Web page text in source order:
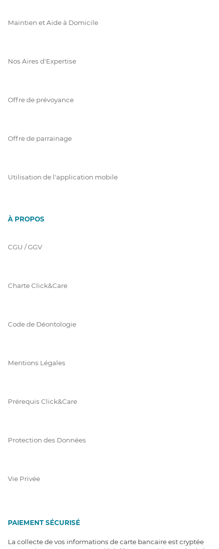
Maintien et Aide à Domicile
Nos Aires d'Expertise
Offre de prévoyance
Offre de parrainage
Utilisation de l'application mobile
À PROPOS
CGU / GGV
Charte Click&Care
Code de Déontologie
Mentions Légales
Prérequis Click&Care
Protection des Données
Vie Privée
PAIEMENT SÉCURISÉ
La collecte de vos informations de carte bancaire est cryptée